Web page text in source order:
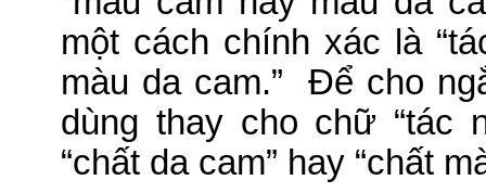
một cách chính xác là
màu da cam.”
Ðể cho
dùng thay cho chữ “tác
“chất da cam” hay “chất